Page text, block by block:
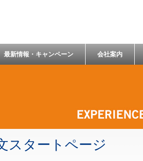
最新情報・キャンペーン 会社案内
タートページ